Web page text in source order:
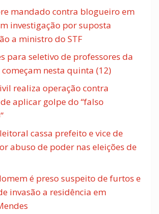
mandado contra blogueiro em
investigação por suposta
a ministro do STF
para seletivo de professores da
começam nesta quinta (12)
realiza operação contra
aplicar golpe do “falso
cassa prefeito e vice de
abuso de poder nas eleições de
é preso suspeito de furtos e
invasão a residência em